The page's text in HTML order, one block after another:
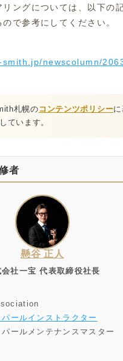
リングについては、以下の
で参考にしてください。
newscolumn/
札幌の コンテンツポリシー
ています。
者
懸谷 正人
会社一宝 代表取締役社長
ールインストラクター
ールメンテナンスマスター